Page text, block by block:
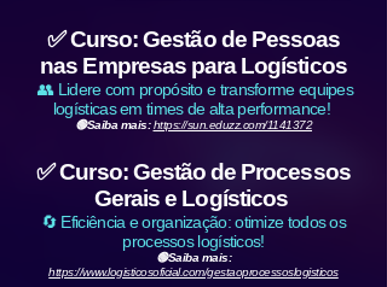
✅ Curso: Gestão de Pessoas
nas Empresas para Logísticos
👥 Lidere com propósito e transforme equipes
logísticas em times de alta performance!
🟢Saiba mais:https://sun.eduzz.com/1141372
✅ Curso: Gestão de Processos
Gerais e Logísticos
🔄 Eficiência e organização: otimize todos os
processos logísticos!
🟢Saiba mais:
https://www.logisticosoficial.com/gestaoprocessoslogisticos